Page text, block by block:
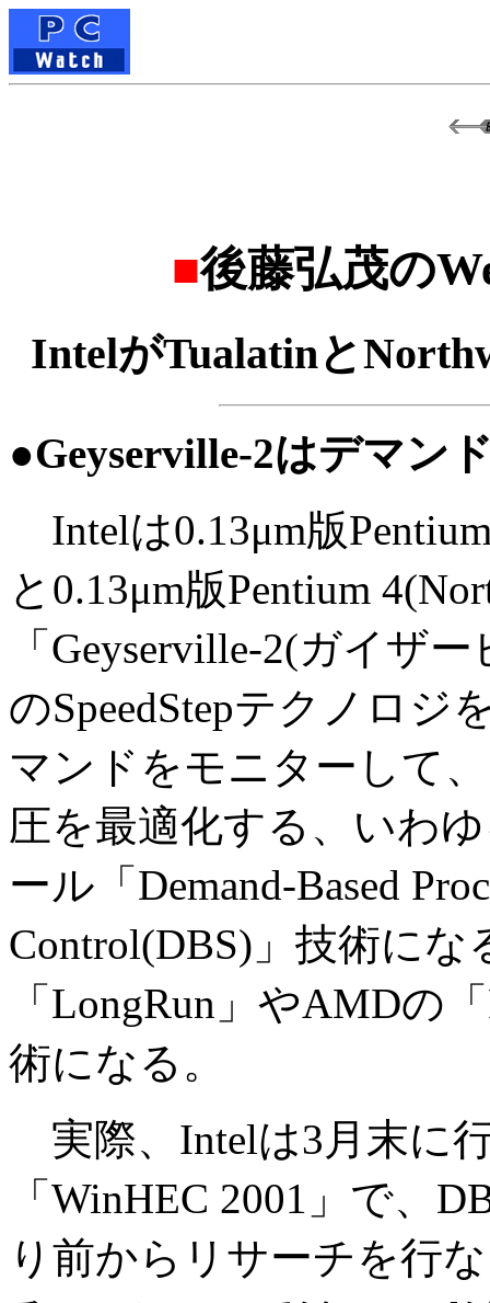
■後藤弘茂の
IntelがTualatinと
●Geyserville-2はデマン
Intelは0.13μm版
と0.13μm版Pentium
「Geyserville-2(ガイザ
のSpeedStepテクノロジ
マンドをモニターして
圧を最適化する、いわ
ール「Demand-Based
Control(DBS)」技術にな
「LongRun」やAMDの
術になる。
実際、Intelは3月末に
「WinHEC 2001」で、
り前からリサーチを行